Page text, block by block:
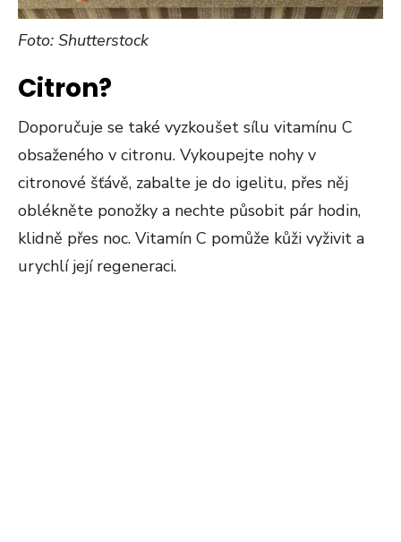
Foto: Shutterstock
Citron?
Doporučuje se také vyzkoušet sílu vitamínu C
obsaženého v citronu. Vykoupejte nohy v
citronové šťávě, zabalte je do igelitu, přes něj
oblékněte ponožky a nechte působit pár hodin,
klidně přes noc. Vitamín C pomůže kůži vyživit a
urychlí její regeneraci.